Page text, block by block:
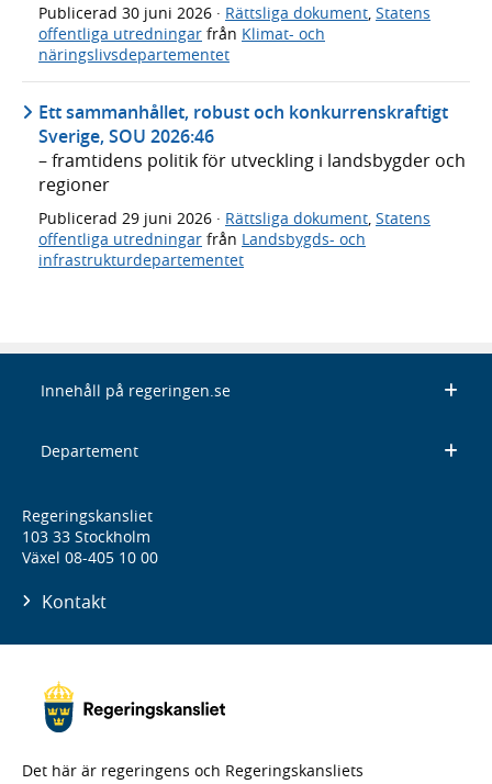
Publicerad 30 juni 2026 · Rättsliga dokument, Statens
offentliga utredningar från Klimat- och
näringslivsdepartementet
Ett sammanhållet, robust och konkurrenskraftigt
Sverige, SOU 2026:46
– framtidens politik för utveckling i landsbygder och
regioner
Publicerad 29 juni 2026 · Rättsliga dokument Statens
offentliga utredningar från Landsbygds- och
infrastrukturdepartementet
Innehåll på regeringen.se
Departement
Regeringskansliet
103 33 Stockholm
Växel 08-405 10 00
Kontakt
Det här är regeringens och Regeringskansliets